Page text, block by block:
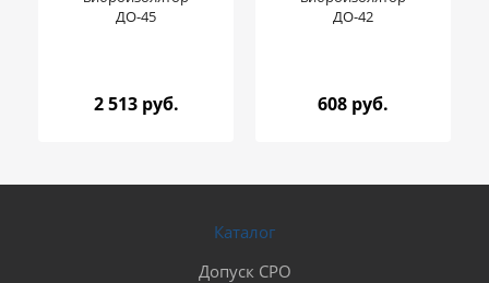
ДО-45
2 513 руб.
ДО-42
608 руб.
Каталог
Допуск СРО